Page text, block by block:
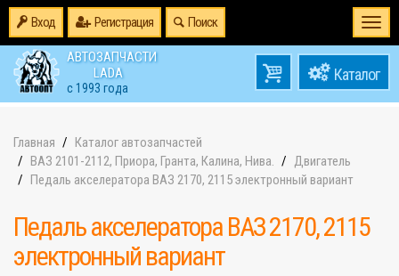
Вход Регистрация Поиск
АВТОЗАПЧАСТИ
LADA
с 1993 года
товаров0
на0
Главная
Каталог автозапчастей
ВАЗ 2101-2112, Приора, Гранта, Калина, Нива.
Двигатель
Педаль акселератора ВАЗ 2170, 2115 электронный вариант
Педаль акселератора ВАЗ 2170, 2115
электронный вариант